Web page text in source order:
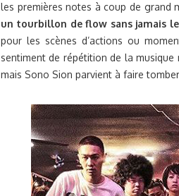
les premières notes à coup de grand
un tourbillon de flow sans jamais
pour les scènes d’actions ou
sentiment de répétition de la musique
mais Sono Sion parvient à faire